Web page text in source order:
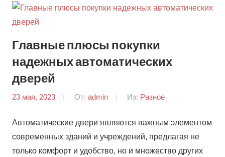
Главные плюсы покупки
надежных автоматических
дверей
23 мая, 2023 От: admin Из: Разное
Автоматические двери являются важным элементом
современных зданий и учреждений, предлагая не
только комфорт и удобство, но и множество других